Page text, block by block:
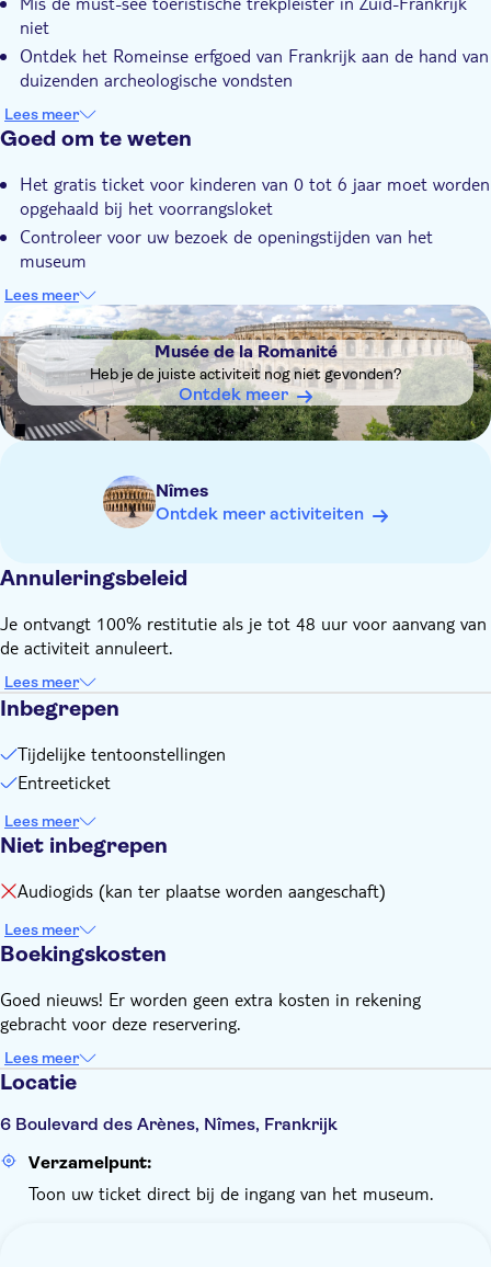
Skip the line
niet
Ontdek het Romeinse erfgoed van Frankrijk aan de hand van
duizenden archeologische vondsten
Geniet van een unieke locatie met het mooiste uitzicht over
Nîmes
Bespaar tijd met skip-the-line toegang en bekijk meer
Lees meer
Goed om te weten
Het gratis ticket voor kinderen van 0 tot 6 jaar moet worden
opgehaald bij het voorrangsloket
Controleer voor uw bezoek de openingstijden van het
museum
Toon uw ticket direct bij de ingang van het museum
Lees meer
DSA1Musée de la Romanité
Musée de la Romanité
Heb je de juiste activiteit nog niet gevonden?
Ontdek meer
Nîmes
Ontdek meer activiteiten
Annuleringsbeleid
Je ontvangt 100% restitutie als je tot 48 uur voor aanvang van
de activiteit annuleert.
Lees meer
Inbegrepen
Tijdelijke tentoonstellingen
Entreeticket
Lees meer
Niet inbegrepen
Audiogids (kan ter plaatse worden aangeschaft)
Lees meer
Boekingskosten
Goed nieuws! Er worden geen extra kosten in rekening
gebracht voor deze reservering.
Lees meer
Locatie
6 Boulevard des Arènes, Nîmes, Frankrijk
Verzamelpunt:
Toon uw ticket direct bij de ingang van het museum.